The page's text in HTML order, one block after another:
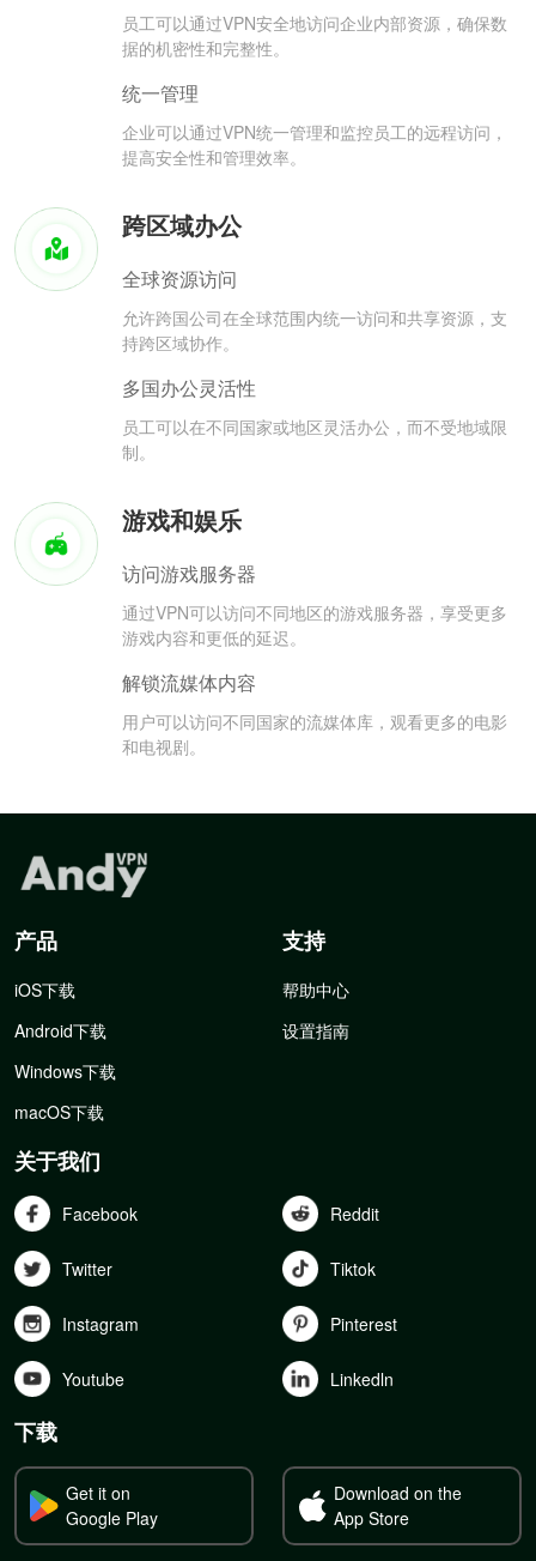
员工可以通过VPN安全地访问企业内部资源，确保数
据的机密性和完整性。
统一管理
企业可以通过VPN统一管理和监控员工的远程访问，
提高安全性和管理效率。
跨区域办公
全球资源访问
允许跨国公司在全球范围内统一访问和共享资源，支
持跨区域协作。
多国办公灵活性
员工可以在不同国家或地区灵活办公，而不受地域限
制。
游戏和娱乐
访问游戏服务器
通过VPN可以访问不同地区的游戏服务器，享受更多
游戏内容和更低的延迟。
解锁流媒体内容
用户可以访问不同国家的流媒体库，观看更多的电影
和电视剧。
产品
iOS下载
Android下载
Windows下载
macOS下载
支持
帮助中心
设置指南
关于我们
Facebook Reddit
Twitter Tiktok
Instagram Pinterest
Youtube Linkedln
下载
Get it on
Google Play
Download on the
App Store